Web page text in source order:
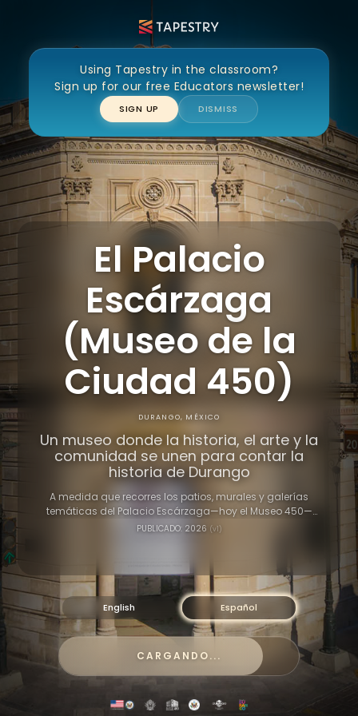
El Palacio
Escárzaga
(Museo de la
Ciudad 450)
DURANGO, MÉXICO
Un museo donde la historia, el arte y la
comunidad se unen para contar la
historia de Durango
A medida que recorres los patios, murales y galerías
temáticas del Palacio Escárzaga—hoy el Museo 450—
verás cómo la identidad de Durango se expresa a través
mano.
PUBLICADO: 2026 (v1)
English Español
CARGANDO...
Using Tapestry in the classroom?
Sign up for our free Educators newsletter!
SIGN UP DISMISS
El Palacio Escárzaga (Museo de
la Ciudad 450)